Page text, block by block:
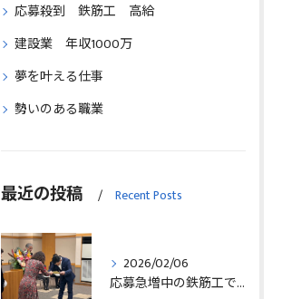
応募殺到 鉄筋工 高給
建設業 年収1000万
夢を叶える仕事
勢いのある職業
最近の投稿 Recent Posts
2026/02/06
応募急増中の鉄筋工で高給を目指す方法徹底解説埼玉県三郷市版